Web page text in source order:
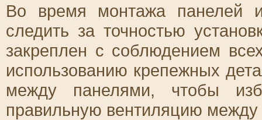
Во время монтажа панелей
следить за точностью
закреплен с соблюдением
использованию крепежных
между панелями, чтобы
правильную вентиляцию